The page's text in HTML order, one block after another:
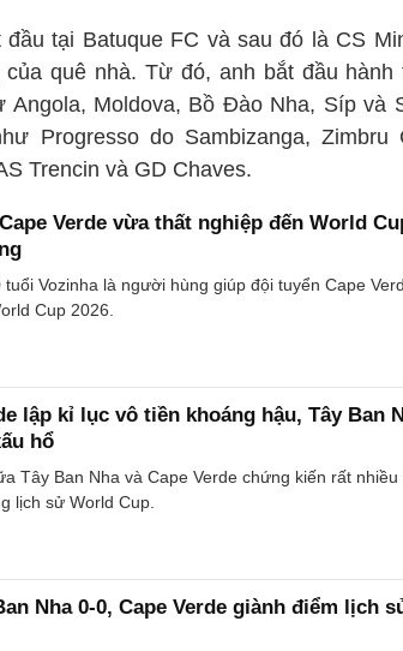
tại Batuque FC và sau đó là CS
quê nhà. Từ đó, anh bắt đầu hành
Angola, Moldova, Bồ Đào Nha, Síp và
Progresso do Sambizanga, Zimbru
Trencin và GD Chaves.
Verde vừa thất nghiệp đến World
Vozinha là người hùng giúp đội tuyển Cape
Cup 2026.
lập kỉ lục vô tiền khoáng hậu, Tây Ban
hổ
Tây Ban Nha và Cape Verde chứng kiến rất
lịch sử World Cup.
Nha 0-0, Cape Verde giành điểm lịch